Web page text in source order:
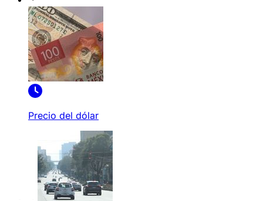
Precio del dólar